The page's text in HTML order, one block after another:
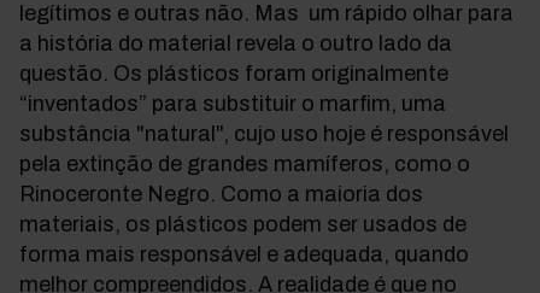
legítimos e outras não. Mas um rápido olhar para
a história do material revela o outro lado da
questão. Os plásticos foram originalmente
“inventados” para substituir o marfim, uma
substância "natural", cujo uso hoje é responsável
pela extinção de grandes mamíferos, como o
Rinoceronte Negro. Como a maioria dos
materiais, os plásticos podem ser usados de
forma mais responsável e adequada, quando
melhor compreendidos. A realidade é que no